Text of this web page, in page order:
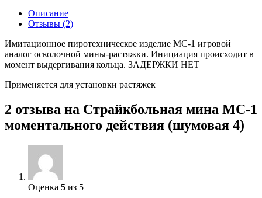
Описание
Отзывы (2)
Имитационное пиротехническое изделие МС-1 игровой
аналог осколочной мины-растяжки. Инициация происходит в
момент выдергивания кольца. ЗАДЕРЖКИ НЕТ
Применяется для установки растяжек
2 отзыва на Страйкбольная мина МС-1
моментального действия (шумовая 4)
Оценка 5 из 5